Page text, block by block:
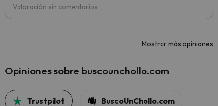
Valoración sin comentarios
Mostrar más opiniones
Opiniones sobre buscounchollo.com
Trustpilot BuscoUnChollo.com